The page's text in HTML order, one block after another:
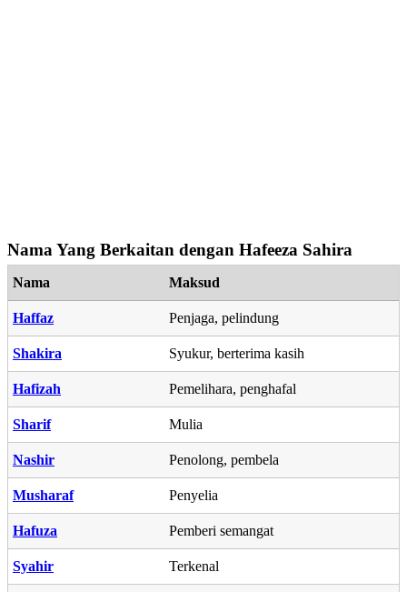
Nama Yang Berkaitan dengan Hafeeza Sahira
Nama Maksud
Haffaz Penjaga, pelindung
Shakira Syukur, berterima kasih
Hafizah Pemelihara, penghafal
Sharif Mulia
Nashir Penolong, pembela
Musharaf Penyelia
Hafuza Pemberi semangat
Syahir Terkenal